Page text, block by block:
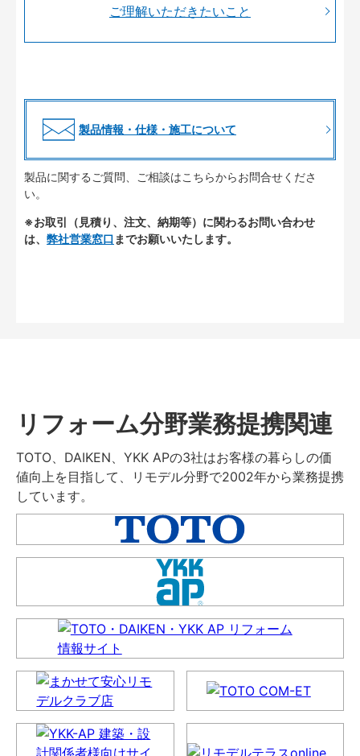
ご理解いただきたいこと
製品情報・仕様・施工について
製品に関するご質問、ご相談はこちらからお問合せくださ
い。
※お取引（見積り、注文、納期等）に関わるお問い合わせ
は、 弊社営業窓口 までお願いいたします。
リフォーム分野業務提携関連
TOTO、DAIKEN、YKK APの3社はお客様の暮らしの価
値向上を目指して、リモデル分野で2002年から業務提携
しています。